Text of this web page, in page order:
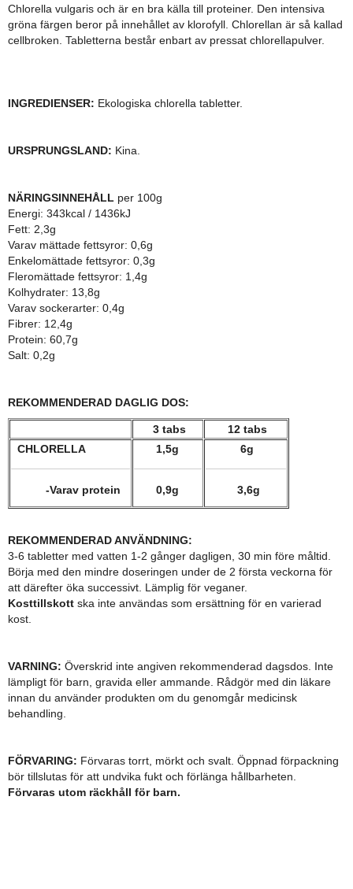
Chlorella vulgaris och är en bra källa till proteiner. Den intensiva
gröna färgen beror på innehållet av klorofyll. Chlorellan är så kallad
cellbroken. Tabletterna består enbart av pressat chlorellapulver.
INGREDIENSER: Ekologiska chlorella tabletter.
URSPRUNGSLAND: Kina.
NÄRINGSINNEHÅLL per 100g
Energi: 343kcal / 1436kJ
Fett: 2,3g
Varav mättade fettsyror: 0,6g
Enkelomättade fettsyror: 0,3g
Fleromättade fettsyror: 1,4g
Kolhydrater: 13,8g
Varav sockerarter: 0,4g
Fibrer: 12,4g
Protein: 60,7g
Salt: 0,2g
REKOMMENDERAD DAGLIG DOS:
3 tabs
12 tabs
CHLORELLA
-Varav protein
1,5g
0,9g
6g
3,6g
REKOMMENDERAD ANVÄNDNING:
3-6 tabletter med vatten 1-2 gånger dagligen, 30 min före måltid.
Börja med den mindre doseringen under de 2 första veckorna för
att därefter öka successivt. Lämplig för veganer.
Kosttillskott ska inte användas som ersättning för en varierad
kost.
VARNING: Överskrid inte angiven rekommenderad dagsdos. Inte
lämpligt för barn, gravida eller ammande. Rådgör med din läkare
innan du använder produkten om du genomgår medicinsk
behandling.
FÖRVARING: Förvaras torrt, mörkt och svalt. Öppnad förpackning
bör tillslutas för att undvika fukt och förlänga hållbarheten.
Förvaras utom räckhåll för barn.